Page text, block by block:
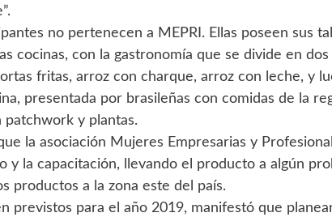
no pertenecen a MEPRI. Ellas poseen sus
cocinas, con la gastronomía que se divide en
fritas, arroz con charque, arroz con leche, y
presentada por brasileñas con comidas de la
patchwork y plantas.
la asociación Mujeres Empresarias y
y la capacitación, llevando el producto a algún
productos a la zona este del país.
previstos para el año 2019, manifestó que